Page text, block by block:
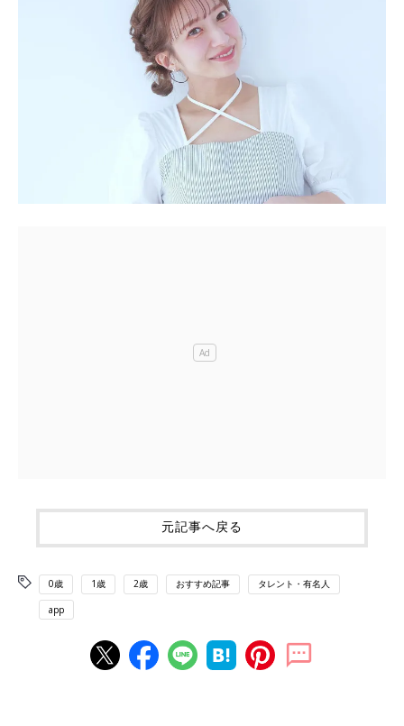
元記事へ戻る
0歳 1歳 2歳 おすすめ記事 タレント・有名人
app